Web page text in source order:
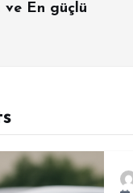
ve En güçlü